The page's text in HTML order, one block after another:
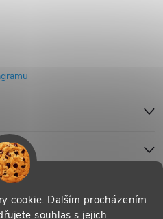
cookie. Dalším procházením
souhlas s jejich